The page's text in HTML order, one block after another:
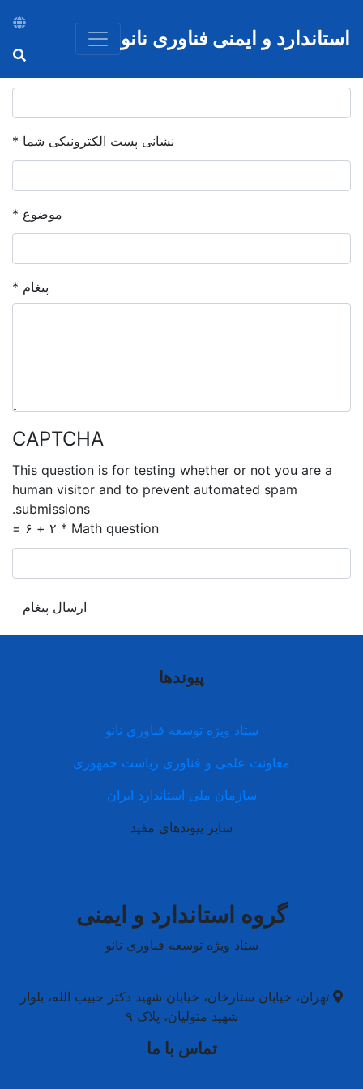
استاندارد و ایمنی فناوری نانو
نشانی پست الکترونیکی شما *
موضوع *
پیغام *
CAPTCHA
This question is for testing whether or not you are a
human visitor and to prevent automated spam
submissions.
Math question
*
ارسال پیغام
پیوندها
ستاد ویژه توسعه فناوری نانو
معاونت علمی و فناوری ریاست جمهوری
سازمان ملی استاندارد ایران
سایر پیوندهای مفید
گروه استاندارد و ایمنی
ستاد ویژه توسعه فناوری نانو
تهران، خیابان ستارخان، خیابان شهید دکتر حبیب الله، بلوار
شهید متولیان، پلاک ۹
تماس با ما